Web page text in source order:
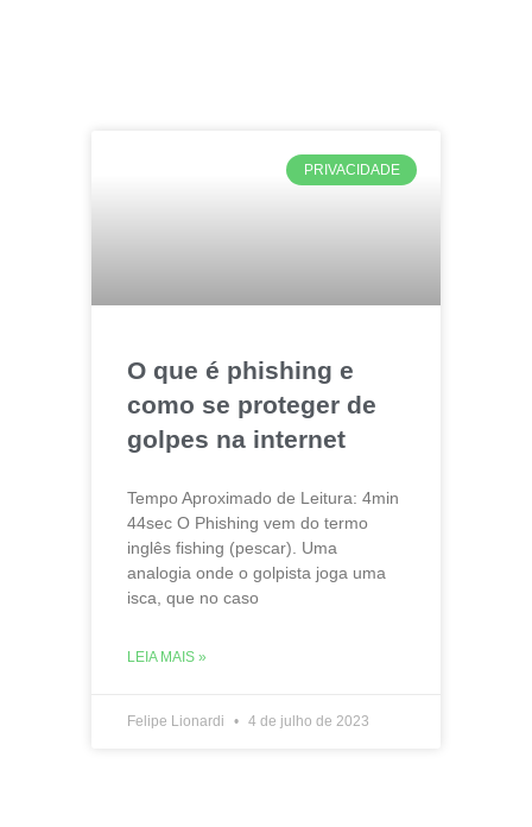
PRIVACIDADE
O que é phishing e
como se proteger de
golpes na internet
Tempo Aproximado de Leitura: 4min
44sec O Phishing vem do termo
inglês fishing (pescar). Uma
analogia onde o golpista joga uma
isca, que no caso
LEIA MAIS »
Felipe Lionardi 4 de julho de 2023